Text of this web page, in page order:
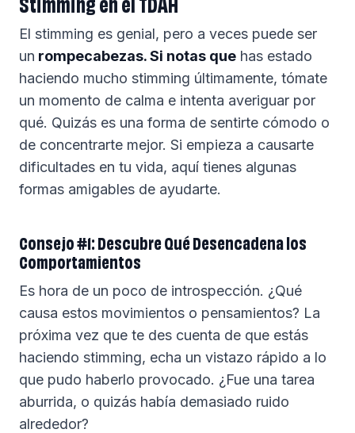
El stimming es genial, pero a veces puede ser
un rompecabezas. Si notas que has estado
haciendo mucho stimming últimamente, tómate
un momento de calma e intenta averiguar por
qué. Quizás es una forma de sentirte cómodo o
de concentrarte mejor. Si empieza a causarte
dificultades en tu vida, aquí tienes algunas
formas amigables de ayudarte.
Consejo #1: Descubre Qué Desencadena los
Comportamientos
Es hora de un poco de introspección. ¿Qué
causa estos movimientos o pensamientos? La
próxima vez que te des cuenta de que estás
haciendo stimming, echa un vistazo rápido a lo
que pudo haberlo provocado. ¿Fue una tarea
aburrida, o quizás había demasiado ruido
alrededor?